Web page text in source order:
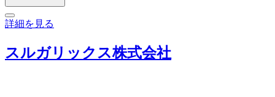
詳細を見る
スルガリックス株式会社